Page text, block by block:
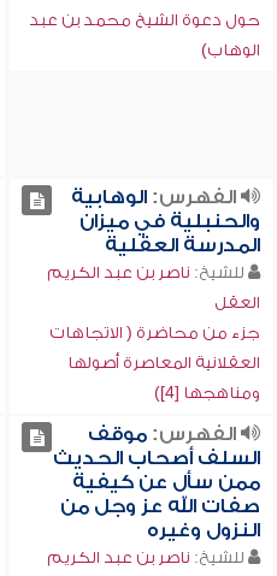
حول دعوة الشيخ محمد بن عبد
الوهاب)
الفهرس:الوهابية
والحنبلية في ميزان
المدرسة العقلية
للشيخ: ناصر بن عبد الكريم
العقل
جزء من محاضرة ( الاتجاهات
العقلانية المعاصرة أصولها
ومناهجها [4])
الفهرس:موقف
السلف أصحاب الحديث
ممن سأل عن كيفية
صفات الله عز وجل من
النزول وغيره
للشيخ: ناصر بن عبد الكريم